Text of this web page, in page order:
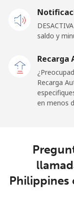
Paraguay
Línea fija ⁦2.4¢⁩
⁦4.3¢⁩
Peru
⁦0.7¢⁩
saldo y
Recarga
Recarga
en menos
Philippines